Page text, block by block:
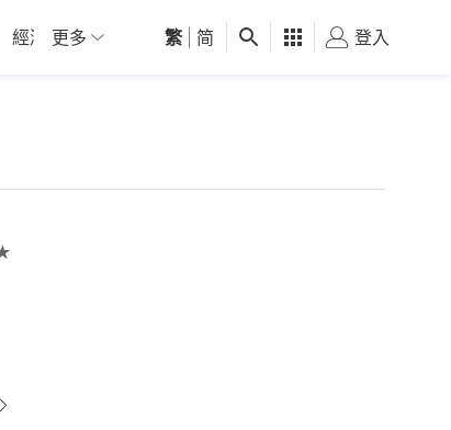
經濟 01深圳 觀點 健康 好食玩飛
更多 繁 简 登入